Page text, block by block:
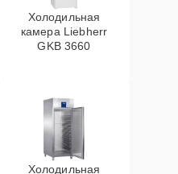
Холодильная
камера Liebherr
GKB 3660
Холодильная